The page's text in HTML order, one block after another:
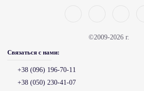
©2009-2026 г.
Связаться с нами:
+38 (096) 196-70-11
+38 (050) 230-41-07